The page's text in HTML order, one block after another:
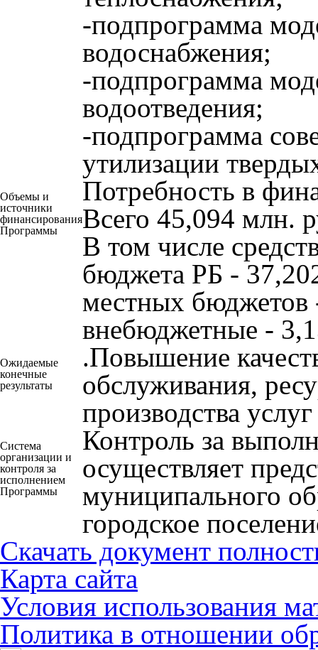
-подпрограмма
водоснабжения;
-подпрограмма
водоотведения;
-подпрограмма
утилизации
Объемы и
источники
финансирования
Программы
Потребность в
Всего 45,094 млн.
В том числе
бюджета РБ -
местных бюджетов
внебюджетные -
Ожидаемые
конечные
результаты
.Повышение
обслуживания,
производства услуг
Система
организации и
контроля за
исполнением
Программы
Контроль за
осуществляет
муниципального
городское
Скачать документ
Карта сайта
Условия использования
Политика в отношении